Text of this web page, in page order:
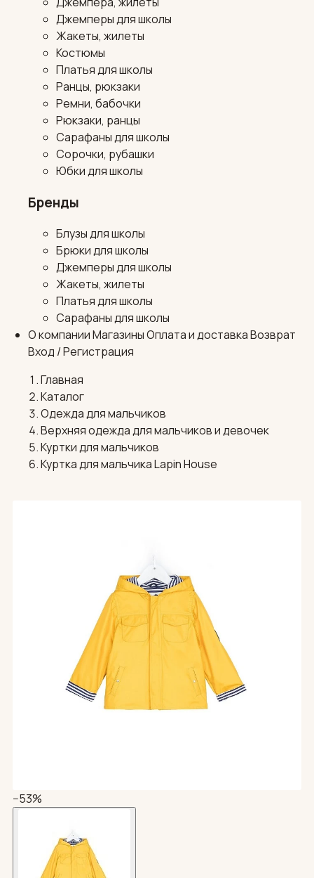
Джемперы для школы
Жакеты, жилеты
Костюмы
Платья для школы
Ранцы, рюкзаки
Ремни, бабочки
Рюкзаки, ранцы
Сарафаны для школы
Сорочки, рубашки
Юбки для школы
Бренды
Блузы для школы
Брюки для школы
Джемперы для школы
Жакеты, жилеты
Платья для школы
Сарафаны для школы
О компанииМагазиныОплата и доставкаВозврат
Вход / Регистрация
Главная
Каталог
Одежда для мальчиков
Верхняя одежда для мальчиков и девочек
Куртки для мальчиков
Куртка для мальчика Lapin House
−53%